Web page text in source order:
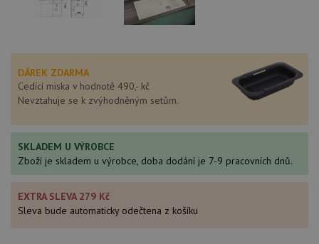
DÁREK ZDARMA
Cedící miska v hodnotě 490,- kč
Nevztahuje se k zvýhodněným setům.
SKLADEM U VÝROBCE
Zboží je skladem u výrobce, doba dodání je 7-9 pracovních dnů.
EXTRA SLEVA 279 Kč
Sleva bude automaticky odečtena z košíku